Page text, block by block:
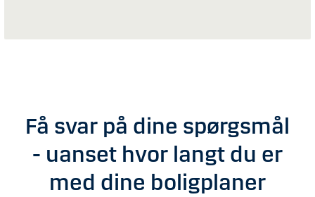
Få svar på dine spørgsmål
- uanset hvor langt du er
med dine boligplaner